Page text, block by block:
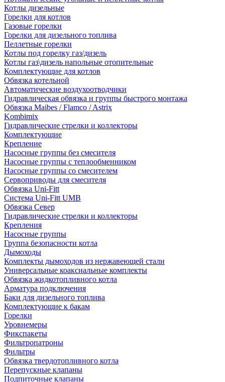
Котлы дизельные
Горелки для котлов
Газовые горелки
Горелки для дизельного топлива
Пеллетные горелки
Котлы под горелку газ/дизель
Котлы газ\дизель напольные отопительные
Комплектующие для котлов
Обвязка котельной
Автоматические воздухоотводчики
Гидравлическая обвязка и группы быстрого монтажа
Обвязка Maibes / Flamco / Astrix
Kombimix
Гидравлические стрелки и коллекторы
Комплектующие
Крепление
Насосные группы без смесителя
Насосные группы с теплообменником
Насосные группы со смесителем
Сервоприводы для смесителя
Обвязка Uni-Fitt
Система Uni-Fitt UMB
Обвязка Север
Гидравлические стрелки и коллекторы
Крепления
Насосные группы
Группа безопасности котла
Дымоходы
Комплекты дымоходов из нержавеющей стали
Универсальные коаксиальные комплекты
Обвязка жидкотопливного котла
Арматура подключения
Баки для дизельного топлива
Комплектующие к бакам
Горелки
Уровнемеры
Фикспакеты
Фильтропатроны
Фильтры
Обвязка твердотопливного котла
Перепускные клапаны
Подпиточные клапаны